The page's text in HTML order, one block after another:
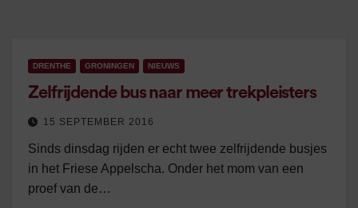
DRENTHE GRONINGEN NIEUWS
Zelfrijdende bus naar meer trekpleisters
15 SEPTEMBER 2016
Sinds dinsdag rijden er echt twee zelfrijdende busjes
in het Friese Appelscha. Onder het mom van een
proef van de…